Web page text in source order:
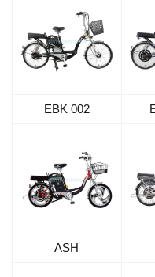
EBK 002
ASH